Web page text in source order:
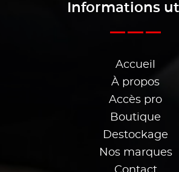
Informations
Accueil
À propos
Accès pro
Boutique
Destockage
Nos marques